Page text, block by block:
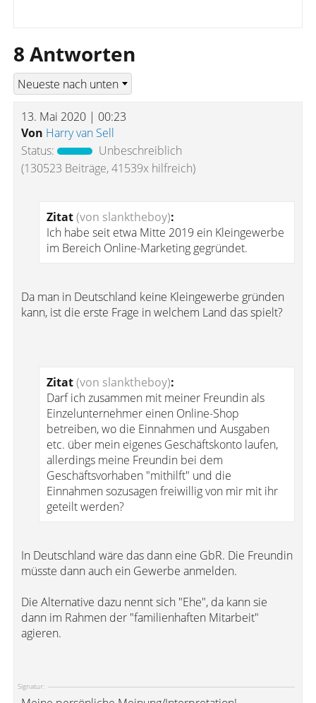
8 Antworten
13. Mai 2020 | 00:23
Von Harry van Sell
Status:
Unbeschreiblich
(130523 Beiträge, 41539x hilfreich)
Zitat(von slanktheboy):
Ich habe seit etwa Mitte 2019 ein Kleingewerbe
im Bereich Online-Marketing gegründet.
Da man in Deutschland keine Kleingewerbe gründen
kann, ist die erste Frage in welchem Land das spielt?
Zitat(von slanktheboy):
Darf ich zusammen mit meiner Freundin als
Einzelunternehmer einen Online-Shop
betreiben, wo die Einnahmen und Ausgaben
etc. über mein eigenes Geschäftskonto laufen,
allerdings meine Freundin bei dem
Geschäftsvorhaben "mithilft" und die
Einnahmen sozusagen freiwillig von mir mit ihr
geteilt werden?
In Deutschland wäre das dann eine GbR. Die Freundin
müsste dann auch ein Gewerbe anmelden.
Die Alternative dazu nennt sich "Ehe", da kann sie
dann im Rahmen der "familienhaften Mitarbeit"
agieren.
Signatur: